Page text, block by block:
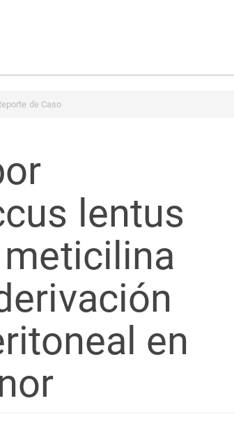
de Caso
lentus
en